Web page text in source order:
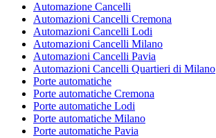
Automazione Cancelli
Automazioni Cancelli Cremona
Automazioni Cancelli Lodi
Automazioni Cancelli Milano
Automazioni Cancelli Pavia
Automazioni Cancelli Quartieri di Milano
Porte automatiche
Porte automatiche Cremona
Porte automatiche Lodi
Porte automatiche Milano
Porte automatiche Pavia